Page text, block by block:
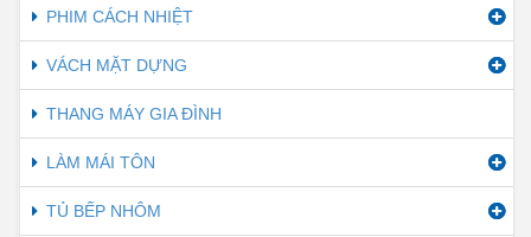
PHIM CÁCH NHIỆT
VÁCH MẶT DỰNG
THANG MÁY GIA ĐÌNH
LÀM MÁI TÔN
TỦ BẾP NHÔM